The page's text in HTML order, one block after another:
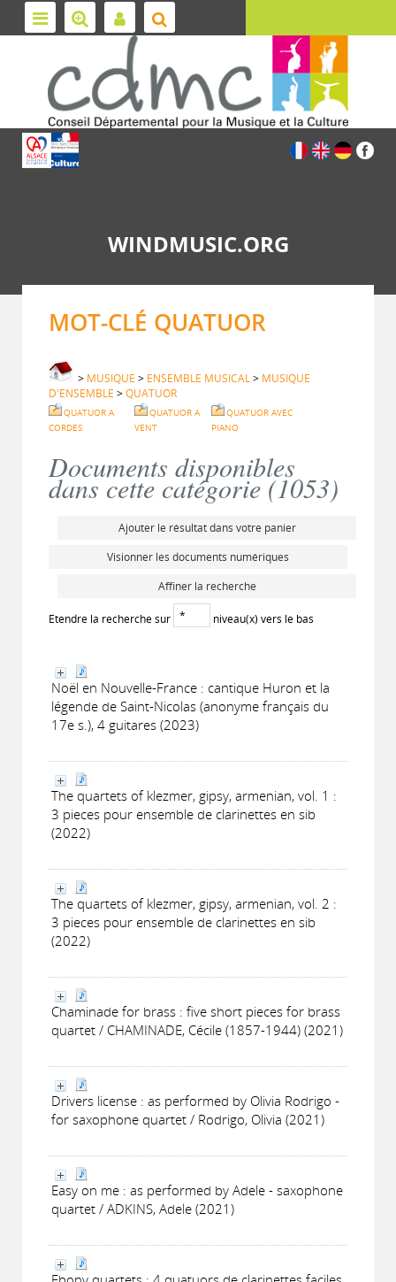
WINDMUSIC.ORG
MOT-CLÉ QUATUOR
> MUSIQUE > ENSEMBLE MUSICAL> MUSIQUE
D'ENSEMBLE >QUATUOR
QUATUOR A
CORDES
QUATUOR A
VENT
QUATUOR AVEC
PIANO
Documents disponibles
dans cette catégorie (1053)
Ajouter le résultat dans votre panier
Visionner les documents numériques
Affiner la recherche
Etendre la recherche sur niveau(x) vers le bas
Noël en Nouvelle-France : cantique Huron et la
légende de Saint-Nicolas (anonyme français du
17e s.), 4 guitares (2023)
The quartets of klezmer, gipsy, armenian, vol. 1 :
3 pieces pour ensemble de clarinettes en sib
(2022)
The quartets of klezmer, gipsy, armenian, vol. 2 :
3 pieces pour ensemble de clarinettes en sib
(2022)
Chaminade for brass : five short pieces for brass
quartet / CHAMINADE, Cécile (1857-1944) (2021)
Drivers license : as performed by Olivia Rodrigo -
for saxophone quartet / Rodrigo, Olivia (2021)
Easy on me : as performed by Adele - saxophone
quartet / ADKINS, Adele (2021)